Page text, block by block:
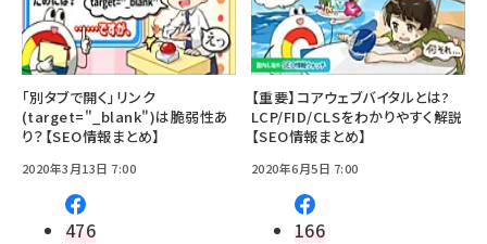
「別タブで開く」リンク
(target="_blank")は脆弱性あ
り？【SEO情報まとめ】
2020年3月13日 7:00
476
【重要】コアウェブバイタルとは?
LCP/FID/CLSをわかりやすく解説
【SEO情報まとめ】
2020年6月5日 7:00
166